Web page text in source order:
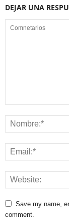
DEJAR UNA
Save my name,
comment.